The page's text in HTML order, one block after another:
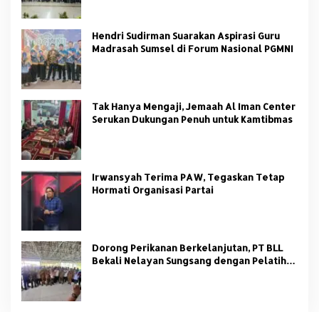
Hendri Sudirman Suarakan Aspirasi Guru
Madrasah Sumsel di Forum Nasional PGMNI
Tak Hanya Mengaji, Jemaah Al Iman Center
Serukan Dukungan Penuh untuk Kamtibmas
Irwansyah Terima PAW, Tegaskan Tetap
Hormati Organisasi Partai
Dorong Perikanan Berkelanjutan, PT BLL
Bekali Nelayan Sungsang dengan Pelatihan